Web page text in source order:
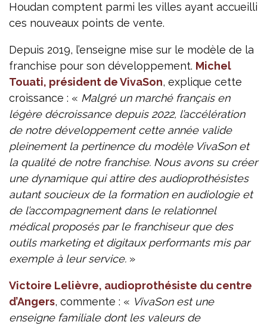
Houdan comptent parmi les villes ayant accueilli
ces nouveaux points de vente.
Depuis 2019, l’enseigne mise sur le modèle de la
franchise pour son développement. Michel
Touati, président de VivaSon, explique cette
croissance : « Malgré un marché français en
légère décroissance depuis 2022, l’accélération
de notre développement cette année valide
pleinement la pertinence du modèle VivaSon et
la qualité de notre franchise. Nous avons su créer
une dynamique qui attire des audioprothésistes
autant soucieux de la formation en audiologie et
de l’accompagnement dans le relationnel
médical proposés par le franchiseur que des
outils marketing et digitaux performants mis par
exemple à leur service. »
Victoire Lelièvre, audioprothésiste du centre
d’Angers, commente : « VivaSon est une
enseigne familiale dont les valeurs de